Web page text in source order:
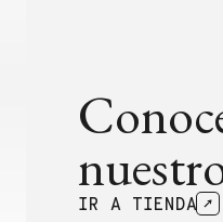
IR A TIENDA